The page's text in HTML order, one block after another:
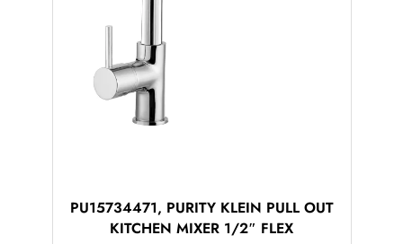
PU15734471, PURITY KLEIN PULL OUT
KITCHEN MIXER 1/2″ FLEX